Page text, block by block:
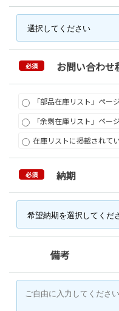
必須 お問い合わせ
「部品在庫リスト」ペー
「余剰在庫リスト」ペー
在庫リストに掲載されて
必須 納期
備考